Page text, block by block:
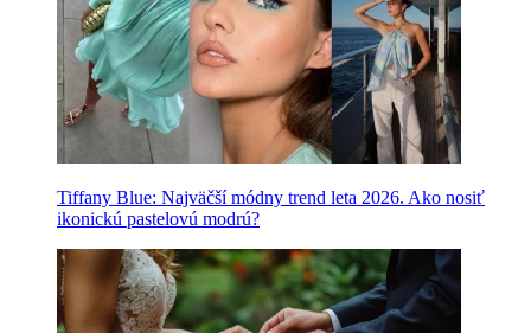
Tiffany Blue: Najväčší módny trend leta 2026. Ako nosiť
ikonickú pastelovú modrú?